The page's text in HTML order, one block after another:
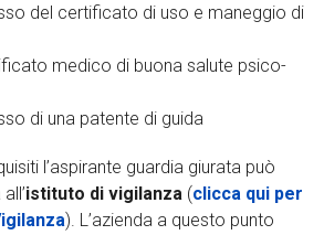
del certificato di uso e maneggio di
medico di buona salute psico-
di una patente di guida
l’aspirante guardia giurata può
istituto di vigilanza (clicca qui per
). L’azienda a questo punto